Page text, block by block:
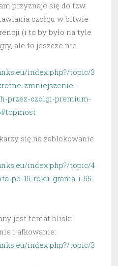
przyznaje się do tzw.
czołgu w bitwie
(i to by było na tyle
ale to jeszcze nie
index.php?/topic/3
zmniejszenie-
przez-czolgi-premium-
się na zablokowanie
index.php?/topic/4
po-15-roku-grania-i-55-
jest temat bliski
i afkowanie:
index.php?/topic/3